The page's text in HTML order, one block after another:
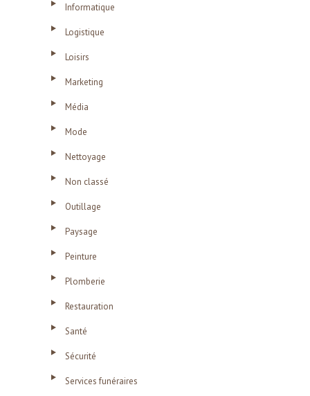
Informatique
Logistique
Loisirs
Marketing
Média
Mode
Nettoyage
Non classé
Outillage
Paysage
Peinture
Plomberie
Restauration
Santé
Sécurité
Services funéraires